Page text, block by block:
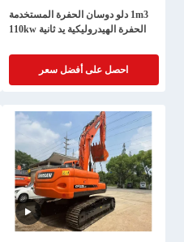
1m3 دلو دوسان الحفرة المستخدمة
الحفرة الهيدروليكية يد ثانية 110kw
احصل على أفضل سعر